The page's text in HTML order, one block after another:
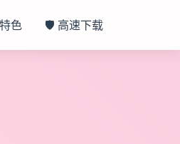
色 🛡️ 高速下载